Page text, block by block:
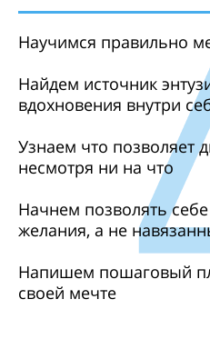
Научимся правильно
Найдем источник
вдохновения внутри
Узнаем что позволяет
несмотря ни на что
Начнем позволять
желания, а не
Напишем пошаговый
своей мечте